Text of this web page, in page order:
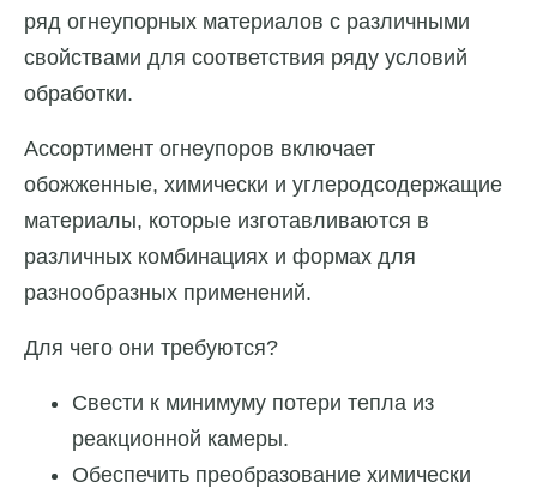
ряд огнеупорных материалов с различными
свойствами для соответствия ряду условий
обработки.
Ассортимент огнеупоров включает
обожженные, химически и углеродсодержащие
материалы, которые изготавливаются в
различных комбинациях и формах для
разнообразных применений.
Для чего они требуются?
Свести к минимуму потери тепла из
реакционной камеры.
Обеспечить преобразование химически